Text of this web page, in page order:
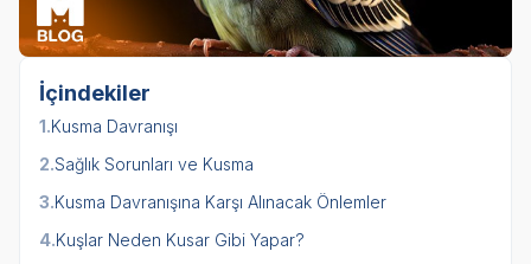
İçindekiler
1.Kusma Davranışı
2.Sağlık Sorunları ve Kusma
3.Kusma Davranışına Karşı Alınacak Önlemler
4.Kuşlar Neden Kusar Gibi Yapar?